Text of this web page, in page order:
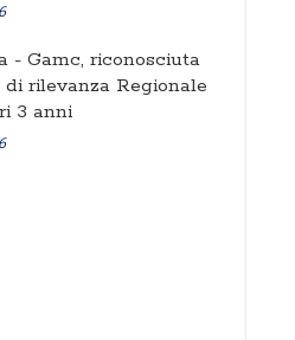
- Gamc, riconosciuta
di rilevanza Regionale
3 anni